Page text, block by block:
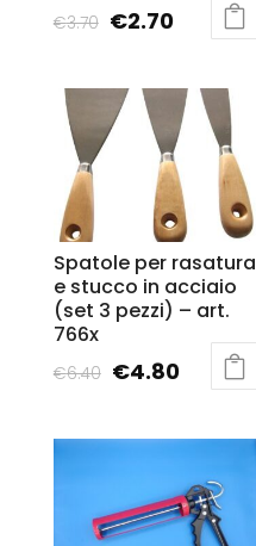
€3.70 €2.70
Spatole per rasatura
e stucco in acciaio
(set 3 pezzi) – art.
766x
€6.40 €4.80